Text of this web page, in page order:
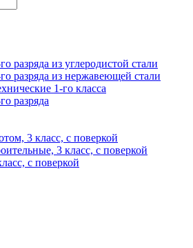
разряда из углеродистой стали
разряда из нержавеющей стали
1-го класса
разряда
3 класс, с поверкой
3 класс, с поверкой
с поверкой